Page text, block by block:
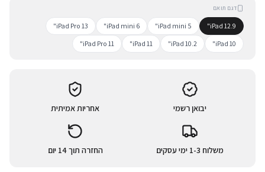
דגם תואם
iPad 12.9"
iPad mini 5"
iPad mini 6"
iPad Pro 13"
iPad 10"
iPad 10.2"
iPad 11"
iPad Pro 11"
יבואן רשמי אחריות אמיתית
משלוח 1-3 ימי עסקים החזרה תוך 14 יום